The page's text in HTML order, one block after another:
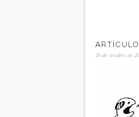
20 de octubre de